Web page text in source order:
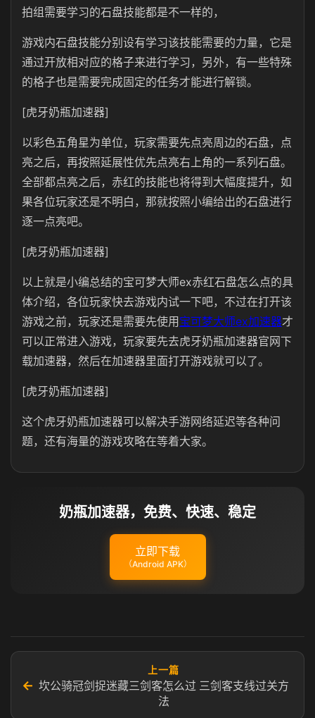
拍组需要学习的石盘技能都是不一样的，
游戏内石盘技能分别设有学习该技能需要的力量，它是
通过开放相对应的格子来进行学习，另外，有一些特殊
的格子也是需要完成固定的任务才能进行解锁。
[虎牙奶瓶加速器]
以彩色五角星为单位，玩家需要先点亮周边的石盘，点
亮之后，再按照延展性优先点亮右上角的一系列石盘。
全部都点亮之后，赤红的技能也将得到大幅度提升，如
果各位玩家还是不明白，那就按照小编给出的石盘进行
逐一点亮吧。
[虎牙奶瓶加速器]
以上就是小编总结的宝可梦大师ex赤红石盘怎么点的具
体介绍，各位玩家快去游戏内试一下吧，不过在打开该
游戏之前，玩家还是需要先使用 宝可梦大师ex加速器才
可以正常进入游戏，玩家要先去虎牙奶瓶加速器官网下
载加速器，然后在加速器里面打开游戏就可以了。
[虎牙奶瓶加速器]
这个虎牙奶瓶加速器可以解决手游网络延迟等各种问
题，还有海量的游戏攻略在等着大家。
奶瓶加速器，免费、快速、稳定
立即下载
（Android APK）
←
上一篇
坎公骑冠剑捉迷藏三剑客怎么过 三剑客支线过关方
法